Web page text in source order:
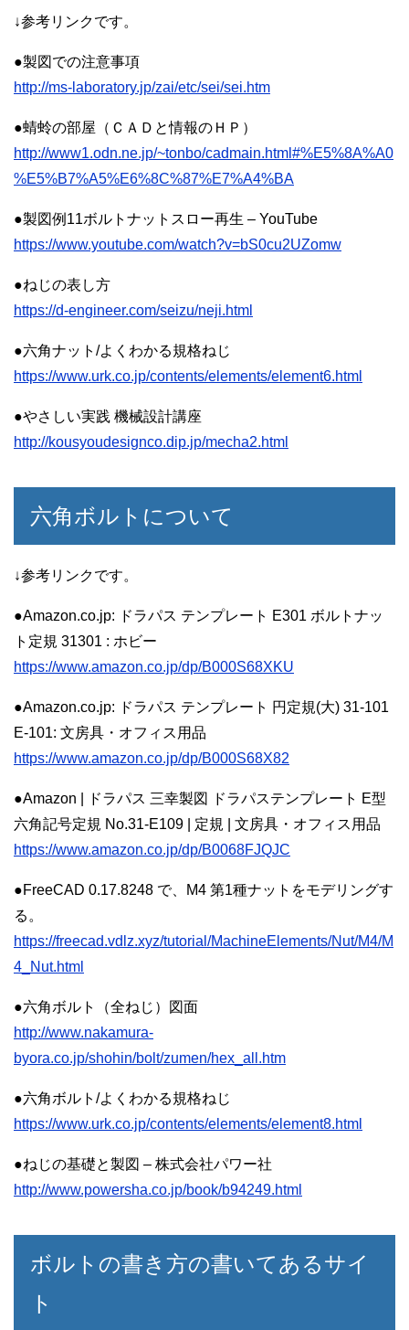
↓参考リンクです。
●製図での注意事項
http://ms-laboratory.jp/zai/etc/sei/sei.htm
●蜻蛉の部屋（ＣＡＤと情報のＨＰ）
http://www1.odn.ne.jp/~tonbo/cadmain.html#%E5%8A%A0
%E5%B7%A5%E6%8C%87%E7%A4%BA
●製図例11ボルトナットスロー再生 – YouTube
https://www.youtube.com/watch?v=bS0cu2UZomw
●ねじの表し方
https://d-engineer.com/seizu/neji.html
●六角ナット/よくわかる規格ねじ
https://www.urk.co.jp/contents/elements/element6.html
●やさしい実践 機械設計講座
http://kousyoudesignco.dip.jp/mecha2.html
六角ボルトについて
↓参考リンクです。
●Amazon.co.jp: ドラパス テンプレート E301 ボルトナッ
ト定規 31301 : ホビー
https://www.amazon.co.jp/dp/B000S68XKU
●Amazon.co.jp: ドラパス テンプレート 円定規(大) 31-101
E-101: 文房具・オフィス用品
https://www.amazon.co.jp/dp/B000S68X82
●Amazon | ドラパス 三幸製図 ドラパステンプレート E型
六角記号定規 No.31-E109 | 定規 | 文房具・オフィス用品
https://www.amazon.co.jp/dp/B0068FJQJC
●FreeCAD 0.17.8248 で、M4 第1種ナットをモデリングす
る。
https://freecad.vdlz.xyz/tutorial/MachineElements/Nut/M4/M
4_Nut.html
●六角ボルト（全ねじ）図面
http://www.nakamura-
byora.co.jp/shohin/bolt/zumen/hex_all.htm
●六角ボルト/よくわかる規格ねじ
https://www.urk.co.jp/contents/elements/element8.html
●ねじの基礎と製図 – 株式会社パワー社
http://www.powersha.co.jp/book/b94249.html
ボルトの書き方の書いてあるサイ
ト